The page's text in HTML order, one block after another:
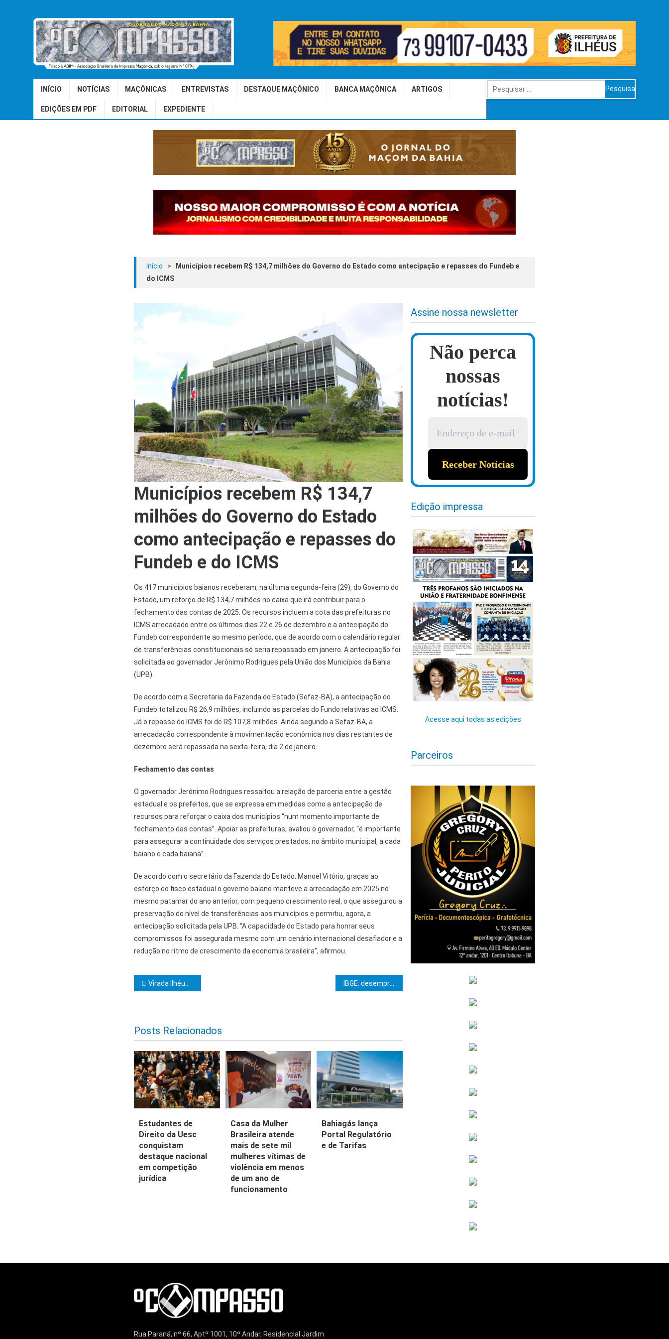
INÍCIO NOTÍCIAS MAÇÔNICAS ENTREVISTAS DESTAQUE MAÇÔNICO BANCA MAÇÔNICA ARTIGOS
EDIÇÕES EM PDF EDITORIAL EXPEDIENTE
Pesquisar
por:
Início >
Municípios recebem R$ 134,7 milhões do Governo do Estado como antecipação e repasses do Fundeb e
do ICMS
Municípios recebem R$ 134,7
milhões do Governo do Estado
como antecipação e repasses do
Fundeb e do ICMS
Os 417 municípios baianos receberam, na última segunda-feira (29), do Governo do
Estado, um reforço de R$ 134,7 milhões no caixa que irá contribuir para o
fechamento das contas de 2025. Os recursos incluem a cota das prefeituras no
ICMS arrecadado entre os últimos dias 22 e 26 de dezembro e a antecipação do
Fundeb correspondente ao mesmo período, que de acordo com o calendário regular
de transferências constitucionais só seria repassado em janeiro. A antecipação foi
solicitada ao governador Jerônimo Rodrigues pela União dos Municípios da Bahia
(UPB).
De acordo com a Secretaria da Fazenda do Estado (Sefaz-BA), a antecipação do
Fundeb totalizou R$ 26,9 milhões, incluindo as parcelas do Fundo relativas ao ICMS.
Já o repasse do ICMS foi de R$ 107,8 milhões. Ainda segundo a Sefaz-BA, a
arrecadação correspondente à movimentação econômica nos dias restantes de
dezembro será repassada na sexta-feira, dia 2 de janeiro.
Fechamento das contas
O governador Jerônimo Rodrigues ressaltou a relação de parceria entre a gestão
estadual e os prefeitos, que se expressa em medidas como a antecipação de
recursos para reforçar o caixa dos municípios “num momento importante de
fechamento das contas”. Apoiar as prefeituras, avaliou o governador, “é importante
para assegurar a continuidade dos serviços prestados, no âmbito municipal, a cada
baiano e cada baiana”.
De acordo com o secretário da Fazenda do Estado, Manoel Vitório, graças ao
esforço do fisco estadual o governo baiano manteve a arrecadação em 2025 no
mesmo patamar do ano anterior, com pequeno crescimento real, o que assegurou a
preservação do nível de transferências aos municípios e permitiu, agora, a
antecipação solicitada pela UPB. “A capacidade do Estado para honrar seus
compromissos foi assegurada mesmo com um cenário internacional desafiador e a
redução no ritmo de crescimento da economia brasileira”, afirmou.
Navegação de Post
Virada Ilhéus 2026 se destaca pela acessibilidade e inclusão
Posts Relacionados
Estudantes de
Direito da Uesc
conquistam
destaque nacional
em competição
jurídica
Casa da Mulher
Brasileira atende
mais de sete mil
mulheres vítimas de
violência em menos
de um ano de
funcionamento
Bahiagás lança
Portal Regulatório
e de Tarifas
Assine nossa newsletter
Não perca
nossas
notícias!
Edição impressa
Acesse aqui todas as edições
Parceiros
Rua Paraná, nº 66, Aptº 1001, 10º Andar, Residencial Jardim